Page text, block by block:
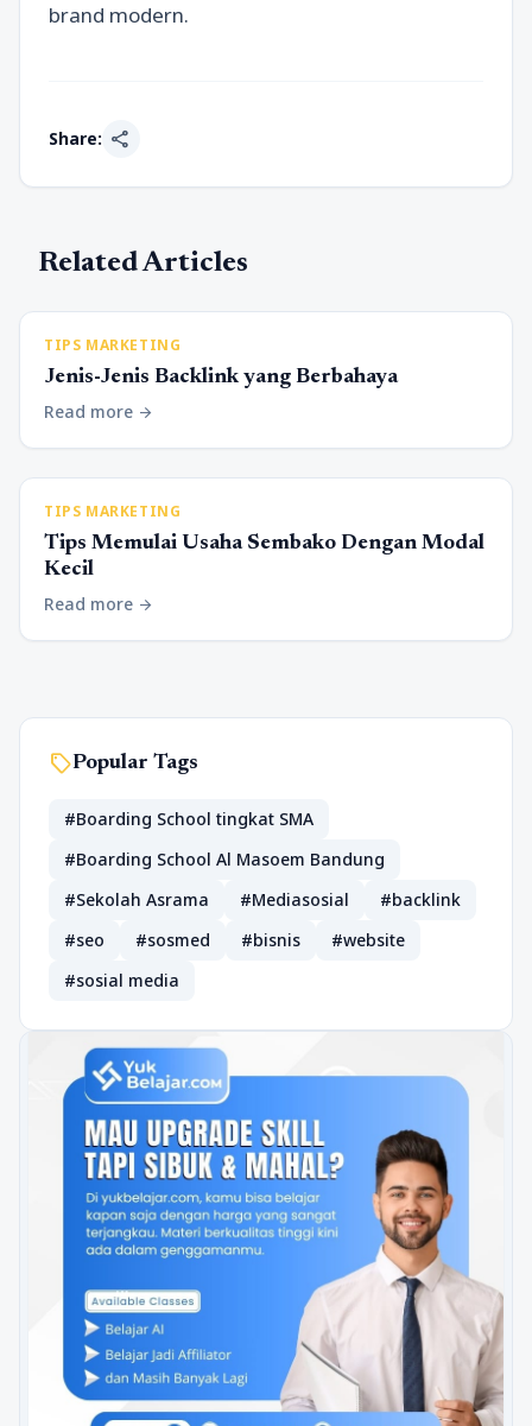
brand modern.
Share: share
Related Articles
TIPS MARKETING
Jenis-Jenis Backlink yang Berbahaya
Read more arrow_forward
TIPS MARKETING
Tips Memulai Usaha Sembako Dengan Modal
Kecil
Read more arrow_forward
sellPopular Tags
#Boarding School tingkat SMA
#Boarding School Al Masoem Bandung
#Sekolah Asrama
#Mediasosial
#backlink
#seo
#sosmed #bisnis
#website
#sosial media